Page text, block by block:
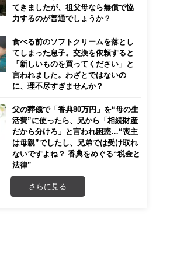
てきましたが、祖父母なら無償で協
力するのが普通でしょうか？
食べる前のソフトクリームを落とし
てしまった息子。交換を依頼すると
「新しいものを買ってください」と
言われました。わざとではないの
に、理不尽すぎませんか？
父の葬儀で「香典80万円」を“母の生
活費”に使ったら、兄から「相続財産
だから分けろ」と言われ困惑…“喪主
は母親”でしたし、兄弟では受け取れ
ないですよね？ 香典をめぐる“税金と
法律”
さらに見る